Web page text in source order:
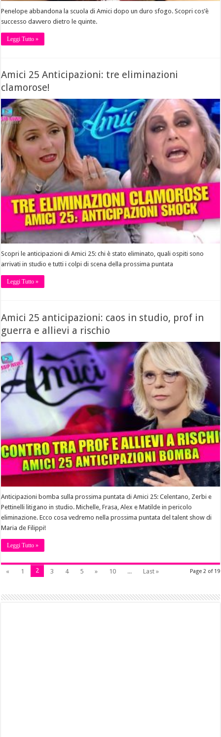
Penelope abbandona la scuola di Amici dopo un duro sfogo. Scopri cos’è
successo davvero dietro le quinte.
Leggi Tutto »
Amici 25 Anticipazioni: tre eliminazioni
clamorose!
Scopri le anticipazioni di Amici 25: chi è stato eliminato, quali ospiti sono
arrivati in studio e tutti i colpi di scena della prossima puntata
Leggi Tutto »
Amici 25 anticipazioni: caos in studio, prof in
guerra e allievi a rischio
Anticipazioni bomba sulla prossima puntata di Amici 25: Celentano, Zerbi e
Pettinelli litigano in studio. Michelle, Frasa, Alex e Matilde in pericolo
eliminazione. Ecco cosa vedremo nella prossima puntata del talent show di
Maria de Filippi!
Leggi Tutto »
Page 2 of 19
« 1 2 3 4 5 » 10 ... Last »